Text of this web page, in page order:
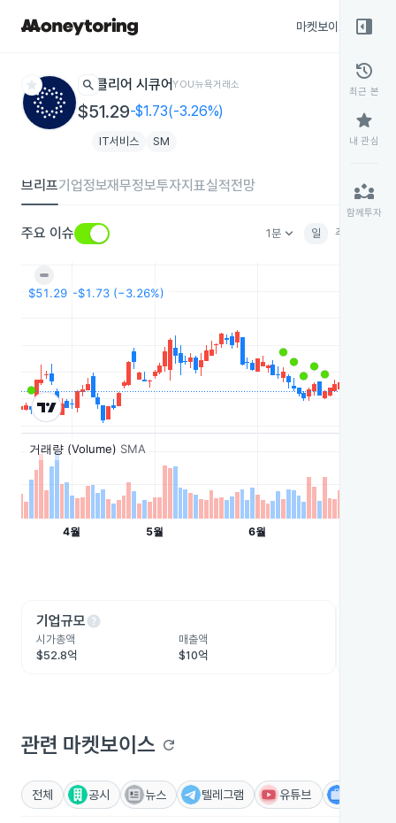
마켓보이스
star search 클리어 시큐어YOU뉴욕거래소
$51.29-$1.73(-3.26%)
IT서비스 SM
브리프기업정보재무정보투자지표실적전망
주요 이슈 1분keyboard_arrow_down 일 주
기업규모help
시가총액
$52.8억
매출액
$10억
관련 마켓보이스 refresh
전체 공시 뉴스 텔레그램 유튜브
right_panel_open
history
최근 본
star
내 관심
partner_exchange
함께투자